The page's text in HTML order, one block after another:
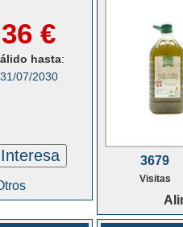
36 €
hasta:
31/07/2030
3679
Visitas